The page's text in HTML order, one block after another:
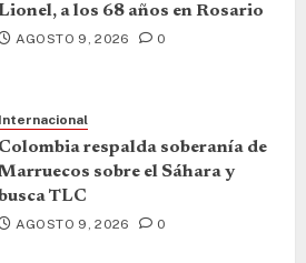
Lionel, a los 68 años en Rosario
AGOSTO 9, 2026 0
Internacional
Colombia respalda soberanía de
sobre el Sáhara y
TLC
AGOSTO 9, 2026 0